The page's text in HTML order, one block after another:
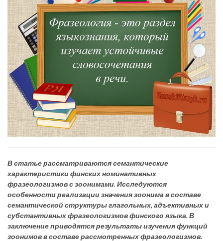
В статье рассматриваются семантические
характеристики финских номинативных
фразеологизмовс зоонимами. Исследуются
особенности реализации значения зоонима в составе
семантической структуры глагольных, адъективных и
субстантивных фразеологизмов финского языка. В
заключение приводятся результаты изучения функций
зоонимов в составе рассмотренных фразеологизмов.